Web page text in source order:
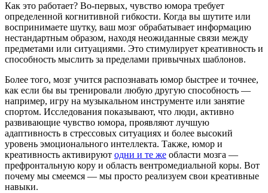
Как это работает? Во-первых, чувство юмора требует
определенной когнитивной гибкости. Когда вы шутите или
воспринимаете шутку, ваш мозг обрабатывает информацию
нестандартным образом, находя неожиданные связи между
предметами или ситуациями. Это стимулирует креативность и
способность мыслить за пределами привычных шаблонов.
Более того, мозг учится распознавать юмор быстрее и точнее,
как если бы вы тренировали любую другую способность —
например, игру на музыкальном инструменте или занятие
спортом. Исследования показывают, что люди, активно
развивающие чувство юмора, проявляют лучшую
адаптивность в стрессовых ситуациях и более высокий
уровень эмоционального интеллекта. Также, юмор и
креативность активируют одни и те же области мозга —
префронтальную кору и область вентромедиальной коры. Вот
почему мы смеемся — мы просто реализуем свои креативные
навыки.